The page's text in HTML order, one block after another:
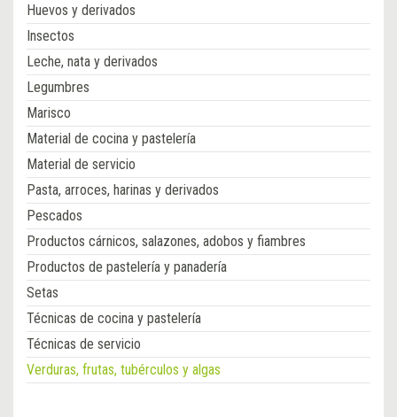
Huevos y derivados
Insectos
Leche, nata y derivados
Legumbres
Marisco
Material de cocina y pastelería
Material de servicio
Pasta, arroces, harinas y derivados
Pescados
Productos cárnicos, salazones, adobos y fiambres
Productos de pastelería y panadería
Setas
Técnicas de cocina y pastelería
Técnicas de servicio
Verduras, frutas, tubérculos y algas